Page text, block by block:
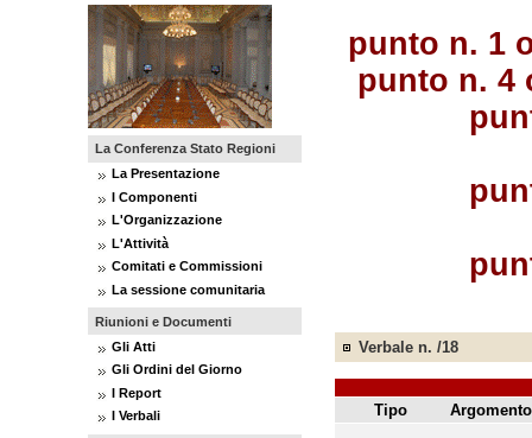
La Conferenza Stato Regioni
La Presentazione
I Componenti
L'Organizzazione
L'Attività
Comitati e Commissioni
La sessione comunitaria
Riunioni e Documenti
Gli Atti
Gli Ordini del Giorno
I Report
I Verbali
punto n. 1
punto n. 4
Verbale n. /18
Tipo Argomento